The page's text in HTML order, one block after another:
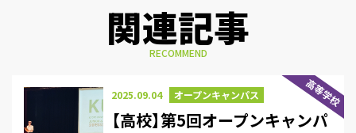
関連記事
RECOMMEND
高等学校
2025.09.04 オープンキャンパス
【高校】第5回オープンキャンパ